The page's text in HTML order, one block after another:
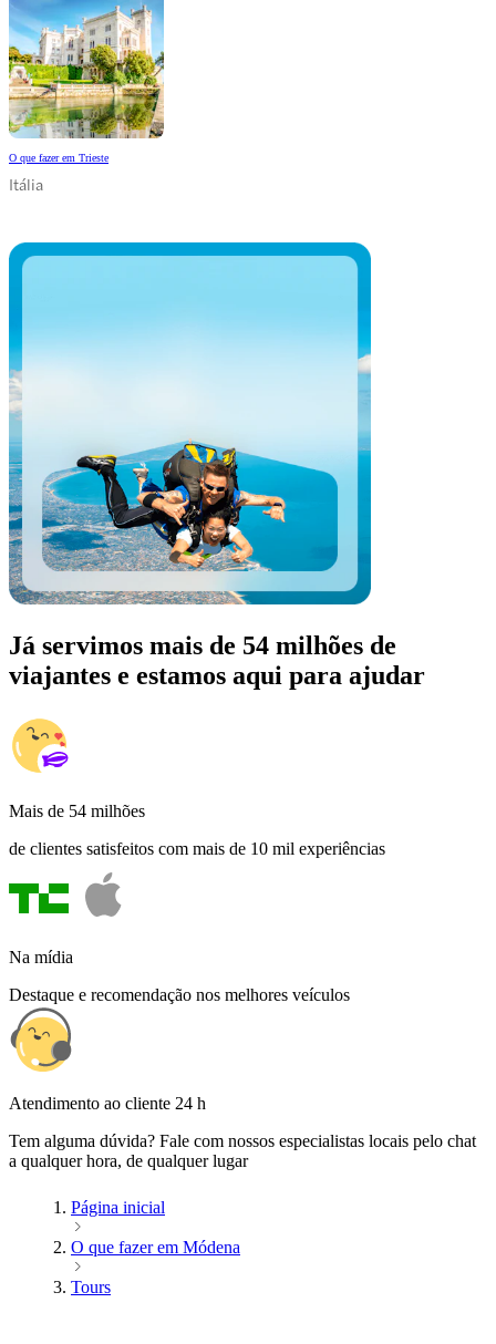
O que fazer em Trieste
Itália
Já servimos mais de 54 milhões de
viajantes e estamos aqui para ajudar
Mais de 54 milhões
de clientes satisfeitos com mais de 10 mil experiências
Na mídia
Destaque e recomendação nos melhores veículos
Atendimento ao cliente 24 h
Tem alguma dúvida? Fale com nossos especialistas locais pelo chat
a qualquer hora, de qualquer lugar
Página inicial
O que fazer em Módena
Tours